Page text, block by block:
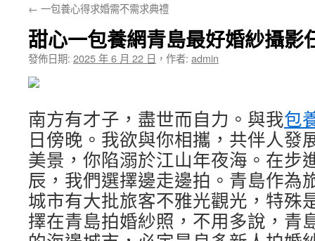
← 一包養心得求婚需不需求典禮
甜心一包養網青島最好婚紗攝影
發佈日期: 2025 年 6 月 22 日 ， 作者: admin
南方有才子，盡世而自力。與我包
日傍晚。我欲與你相攜，共伴人發
美景，你陷溺於江山年夜海。在步
辰，我們選擇邊走邊拍。青島作為
城市有大批旅客不雅光觀光，特殊
擇在青島拍婚紗照，不用多說，青